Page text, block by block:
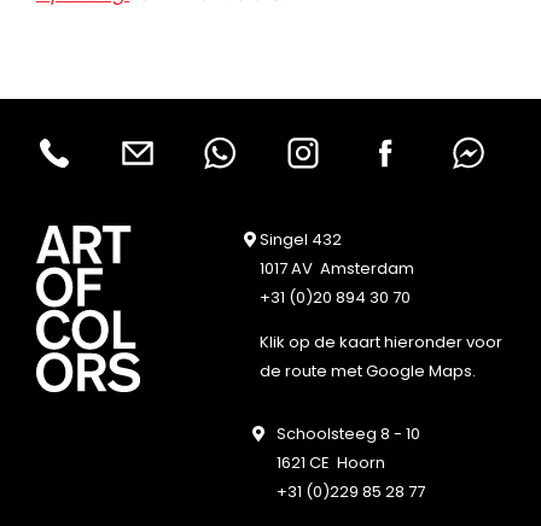
Singel 432
1017 AV Amsterdam
+31 (0)20 894 30 70
Klik op de kaart hieronder voor
de route met Google Maps.
Schoolsteeg 8 - 10
1621 CE Hoorn
+31 (0)229 85 28 77